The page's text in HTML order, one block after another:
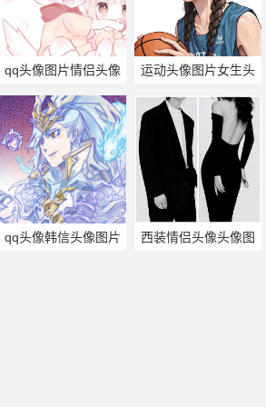
qq头像图片情侣头像
运动头像图片女生头
像
qq头像韩信头像图片
西装情侣头像头像图